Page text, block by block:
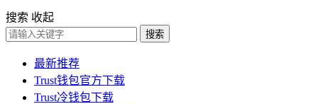
搜索 收起
搜索
最新推荐
Trust钱包官方下载
Trust冷钱包下载